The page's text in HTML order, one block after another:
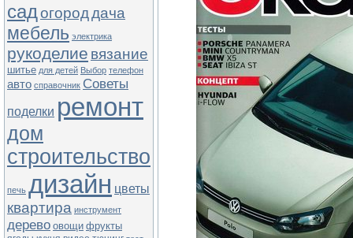
садогороддача
мебель электрика
рукоделие вязание
шитье для детей Выбор телефон
авто справочник Советы
поделки ремонт
дом
строительство
печь дизайн цветы
квартира инструмент
дерево овощи фрукты